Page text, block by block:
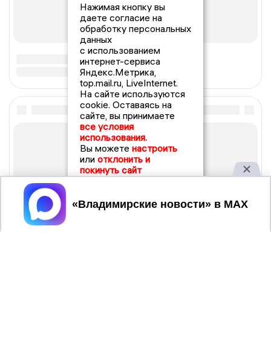
Нажимая кнопку вы
даете согласие на
обработку персональных
данных
с использованием
интернет-сервиса
Яндекс.Метрика,
top.mail.ru, LiveInternet.
На сайте используются
cookie. Оставаясь на
сайте, вы принимаете
все условия
использования.
Вы можете настроить
или отклонить и
покинуть сайт
Принять